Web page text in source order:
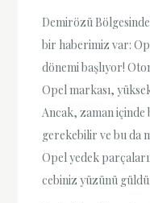
Demirözü
bir haberimiz var:
dönemi başlıyor!
Opel markası,
Ancak, zaman içinde
gerekebilir ve bu da
Opel yedek
cebiniz yüzünü